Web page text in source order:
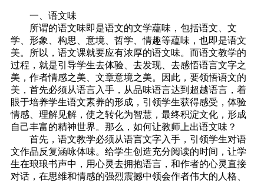
一、语文味
所谓的语文味即是语文的文学藴味，包括语文、文
学、形象、构思、意境、哲学、情趣等藴味，也即是语文
美。所以，语文课就要应有浓厚的语文味。而语文教学的
过程，就是引导学生去体验、去发现、去感悟语言文字之
美，作者情感之美、文章意境之美。因此，要领悟语文的
美，首先必须从语言入手，从品味语言达到超越语言，着
眼于培养学生语文素养的形成，引领学生获得感受，体验
情感、理解见解，使之转化为智慧，最终积淀文化，形成
自己丰富的精神世界。那么，如何让教师上出语文味？
首先，语文教学必须从语言文字入手，引领学生对语
文作品反复涵咏体味。给学生创造充分阅读的时间，让学
生在琅琅书声中，用心灵去拥抱语言，和作者的心灵直接
对话，在思维和情感的强烈震撼中领会作者伟大的人格、